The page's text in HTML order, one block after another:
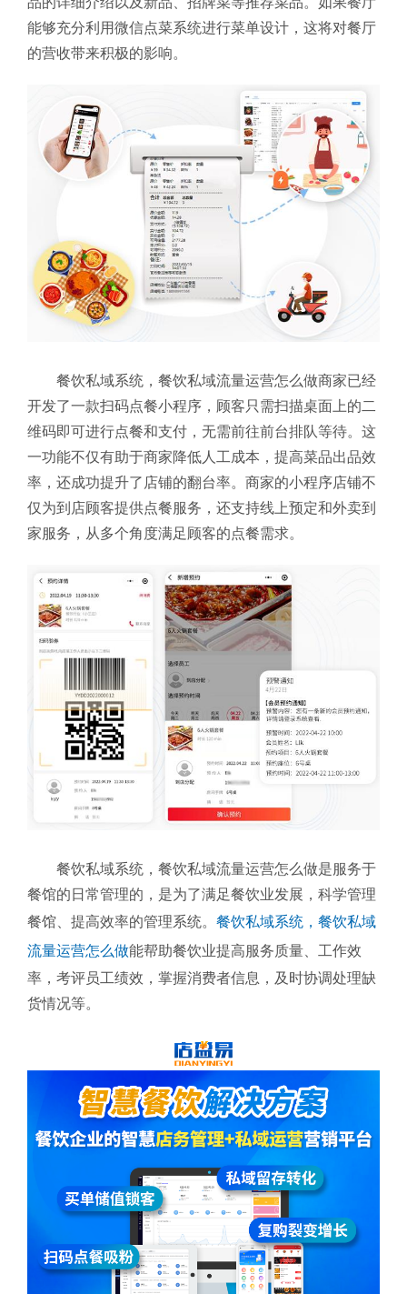
能够充分利用微信点菜系统进行菜单设计，这将对餐厅
的营收带来积极的影响。
餐饮私域系统，餐饮私域流量运营怎么做商家已经
开发了一款扫码点餐小程序，顾客只需扫描桌面上的二
维码即可进行点餐和支付，无需前往前台排队等待。这
一功能不仅有助于商家降低人工成本，提高菜品出品效
率，还成功提升了店铺的翻台率。商家的小程序店铺不
仅为到店顾客提供点餐服务，还支持线上预定和外卖到
家服务，从多个角度满足顾客的点餐需求。
餐饮私域系统，餐饮私域流量运营怎么做是服务于
餐馆的日常管理的，是为了满足餐饮业发展，科学管理
餐馆、提高效率的管理系统。 餐饮私域系统，餐饮私域
流量运营怎么做能帮助餐饮业提高服务质量、工作效
率，考评员工绩效，掌握消费者信息，及时协调处理缺
货情况等。